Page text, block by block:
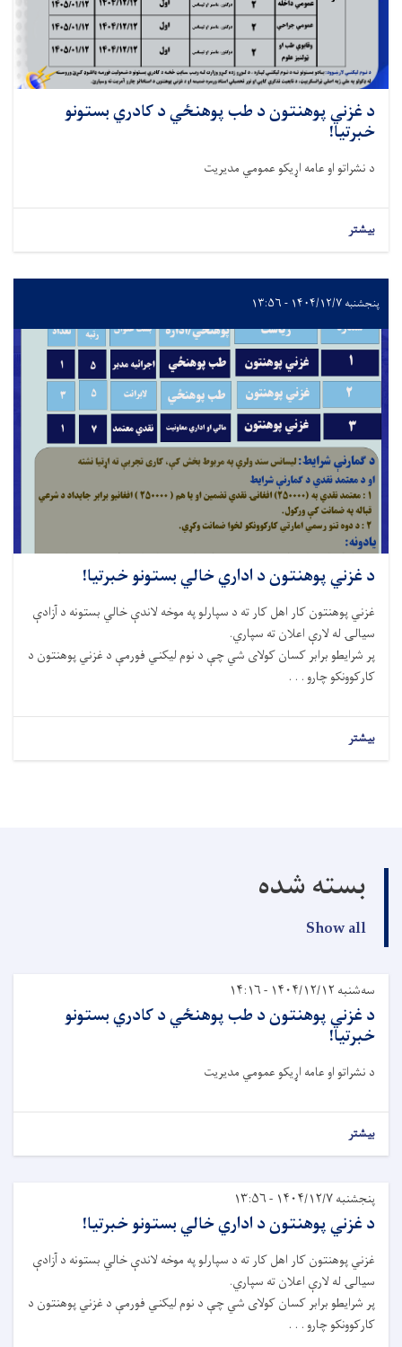
د غزني پوهنتون د طب پوهنځي د کادري بستونو
خبرتیا!
د نشراتو او عامه اړیکو عمومي مدیریت
بیشتر
پنجشنبه ۱۴۰۴/۱۲/۷ - ۱۳:۵۶
د غزني پوهنتون د اداري خالي بستونو خبرتیا!
غزني پوهنتون کار اهل کار ته د سپارلو په موخه لاندې خالي بستونه د آزادې
سيالۍ له لارې اعلان ته سپاري.
پر شرايطو برابر کسان کولای شي چې د نوم لیکني فورمې د غزني پوهنتون د
کارکوونکو چارو . . .
بیشتر
بسته شده
Show all
سه‌شنبه ۱۴۰۴/۱۲/۱۲ - ۱۴:۱۶
د غزني پوهنتون د طب پوهنځي د کادري بستونو
خبرتیا!
د نشراتو او عامه اړیکو عمومي مدیریت
بیشتر
پنجشنبه ۱۴۰۴/۱۲/۷ - ۱۳:۵۶
د غزني پوهنتون د اداري خالي بستونو خبرتیا!
غزني پوهنتون کار اهل کار ته د سپارلو په موخه لاندې خالي بستونه د آزادې
سيالۍ له لارې اعلان ته سپاري.
پر شرايطو برابر کسان کولای شي چې د نوم لیکني فورمې د غزني پوهنتون د
کارکوونکو چارو . . .